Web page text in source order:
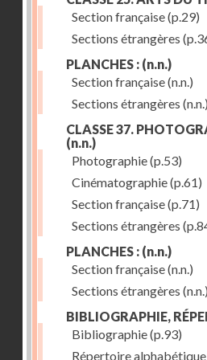
Section française(p.29)
Sections étrangères
PLANCHES : (n.n.)
Section française(n.n.)
Sections étrangères (n.n.)
CLASSE 37.
(n.n.)
Photographie(p.53)
Cinématographie(p.61)
Section française(p.71)
Sections étrangères
PLANCHES : (n.n.)
Section française(n.n.)
Sections étrangères (n.n.)
BIBLIOGRAPHIE,
Bibliographie(p.93)
Répertoire